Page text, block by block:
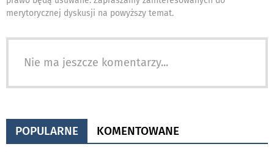
merytorycznej dyskusji na powyższy temat.
Nie ma jeszcze komentarzy...
POPULARNE KOMENTOWANE